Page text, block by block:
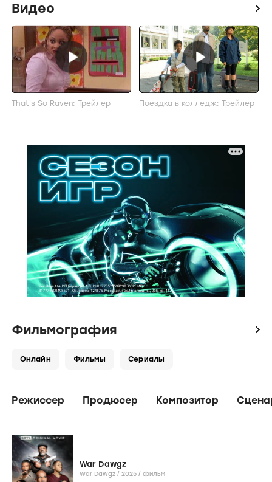
Видео icon
That's So Raven: Трейлер Поездка в колледж: Трейлер
Фильмография icon
Онлайн Фильмы Сериалы
Режиссер Продюсер Композитор
War Dawgz
War Dawgz / 2025 / фильм